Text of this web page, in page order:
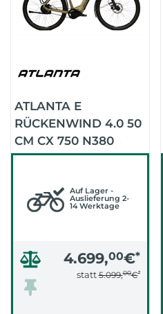
ATLANTA E
RÜCKENWIND 4.0 50
CM CX 750 N380
GATES (HELLBRAUN
Auf Lager -
Auslieferung 2-
14 Werktage
4.699,00€*
statt5.099,00€*